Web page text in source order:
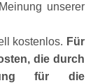
unserer
kostenlos. Für
die durch
für die